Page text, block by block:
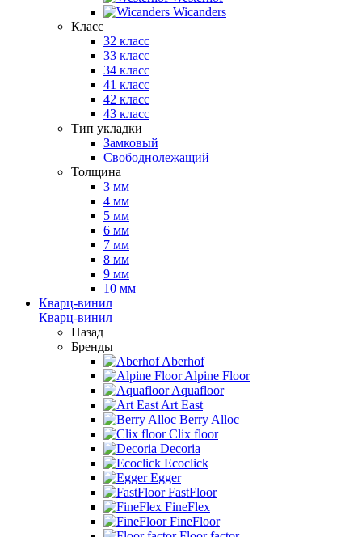
Wicanders
Класс
32 класс
33 класс
34 класс
41 класс
42 класс
43 класс
Тип укладки
Замковый
Свободнолежащий
Толщина
3 мм
4 мм
5 мм
6 мм
7 мм
8 мм
9 мм
10 мм
Кварц-винил
Кварц-винил
Назад
Бренды
Aberhof
Alpine Floor
Aquafloor
Art East
Berry Alloc
Clix floor
Decoria
Ecoclick
Egger
FastFloor
FineFlex
FineFloor